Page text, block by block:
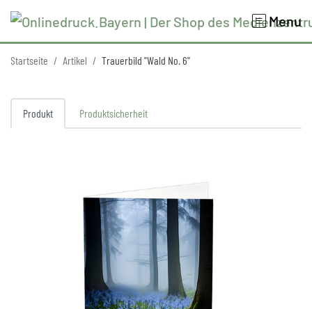
Menu
Startseite Artikel Trauerbild "Wald No. 6"
Produkt Produktsicherheit